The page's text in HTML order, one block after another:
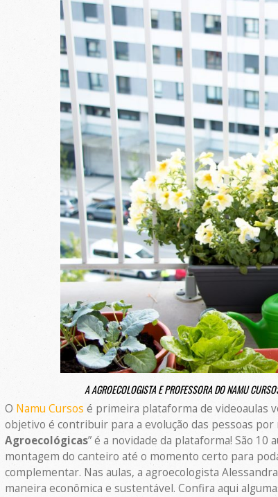
A AGROECOLOGISTA E PROFESSORA DO NAMU
O Namu Cursos é primeira plataforma de videoaulas
objetivo é contribuir para a evolução das pessoas
Agroecológicas” é a novidade da plataforma! São
montagem do canteiro até o momento certo para
complementar. Nas aulas, a agroecologista
maneira econômica e sustentável. Confira aqui